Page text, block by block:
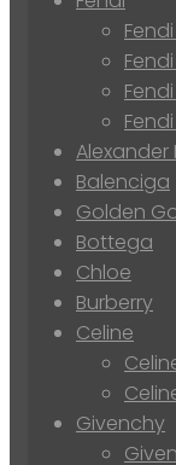
Fendi
Alexander
Balenciga
Golden
Bottega
Chloe
Burberry
Celine
Givenchy